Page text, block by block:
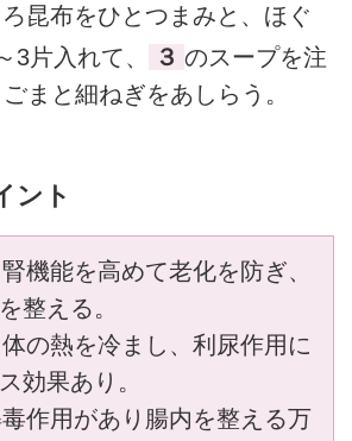
昆布をひとつまみと、ほぐ
3片入れて、
３ のスープを注
まと細ねぎをあしらう。
ント
機能を高めて老化を防ぎ、
整える。
の熱を冷まし、利尿作用に
効果あり。
作用があり腸内を整える万